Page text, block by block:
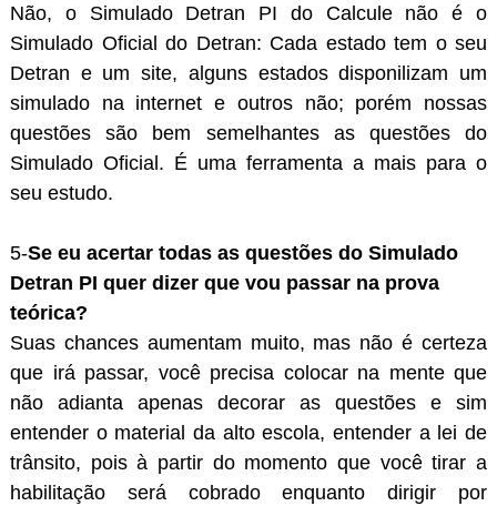
Não, o Simulado Detran PI do Calcule não é o
Simulado Oficial do Detran: Cada estado tem o seu
Detran e um site, alguns estados disponilizam um
simulado na internet e outros não; porém nossas
questões são bem semelhantes as questões do
Simulado Oficial. É uma ferramenta a mais para o
seu estudo.
5-Se eu acertar todas as questões do Simulado
Detran PI quer dizer que vou passar na prova
teórica?
Suas chances aumentam muito, mas não é certeza
que irá passar, você precisa colocar na mente que
não adianta apenas decorar as questões e sim
entender o material da alto escola, entender a lei de
trânsito, pois à partir do momento que você tirar a
habilitação será cobrado enquanto dirigir por